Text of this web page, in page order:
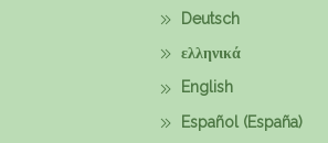
Deutsch
ελληνικά
English
Español (España)